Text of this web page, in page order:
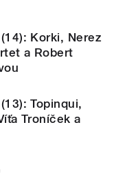
Korki, Nerez
a Robert
Topinqui,
Troníček a